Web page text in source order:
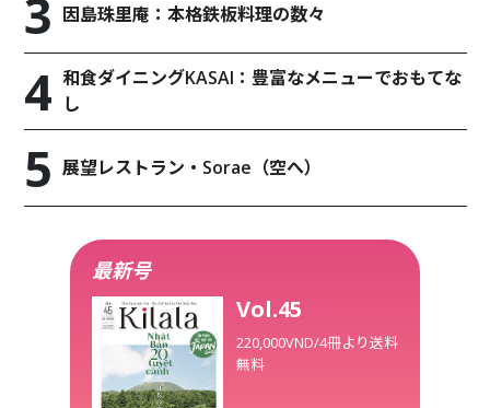
因島珠里庵：本格鉄板料理の数々
和食ダイニングKASAI：豊富なメニューでおもてな
し
展望レストラン・Sorae（空へ）
最新号
Vol.45
220,000VND/4冊より送料
無料